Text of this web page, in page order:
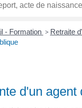
- Formation > Retraite
d'un